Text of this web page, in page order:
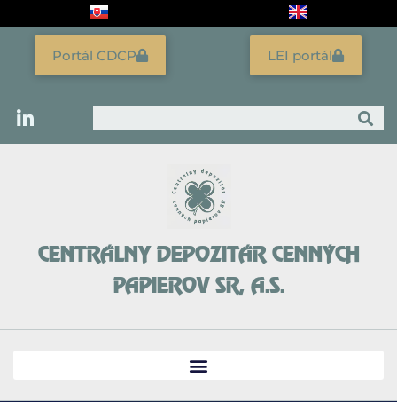
Vyhľadať
LEI portál
Portál CDCP
CENTRÁLNY DEPOZITÁR CENNÝCH
PAPIEROV SR, A.S.